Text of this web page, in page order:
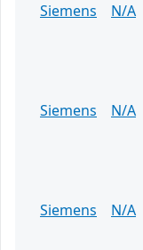
Siemens
N/A
Siemens
N/A
Siemens
N/A